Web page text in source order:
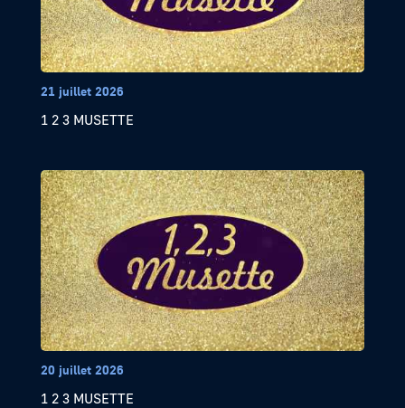
21 juillet 2026
1 2 3 MUSETTE
20 juillet 2026
1 2 3 MUSETTE